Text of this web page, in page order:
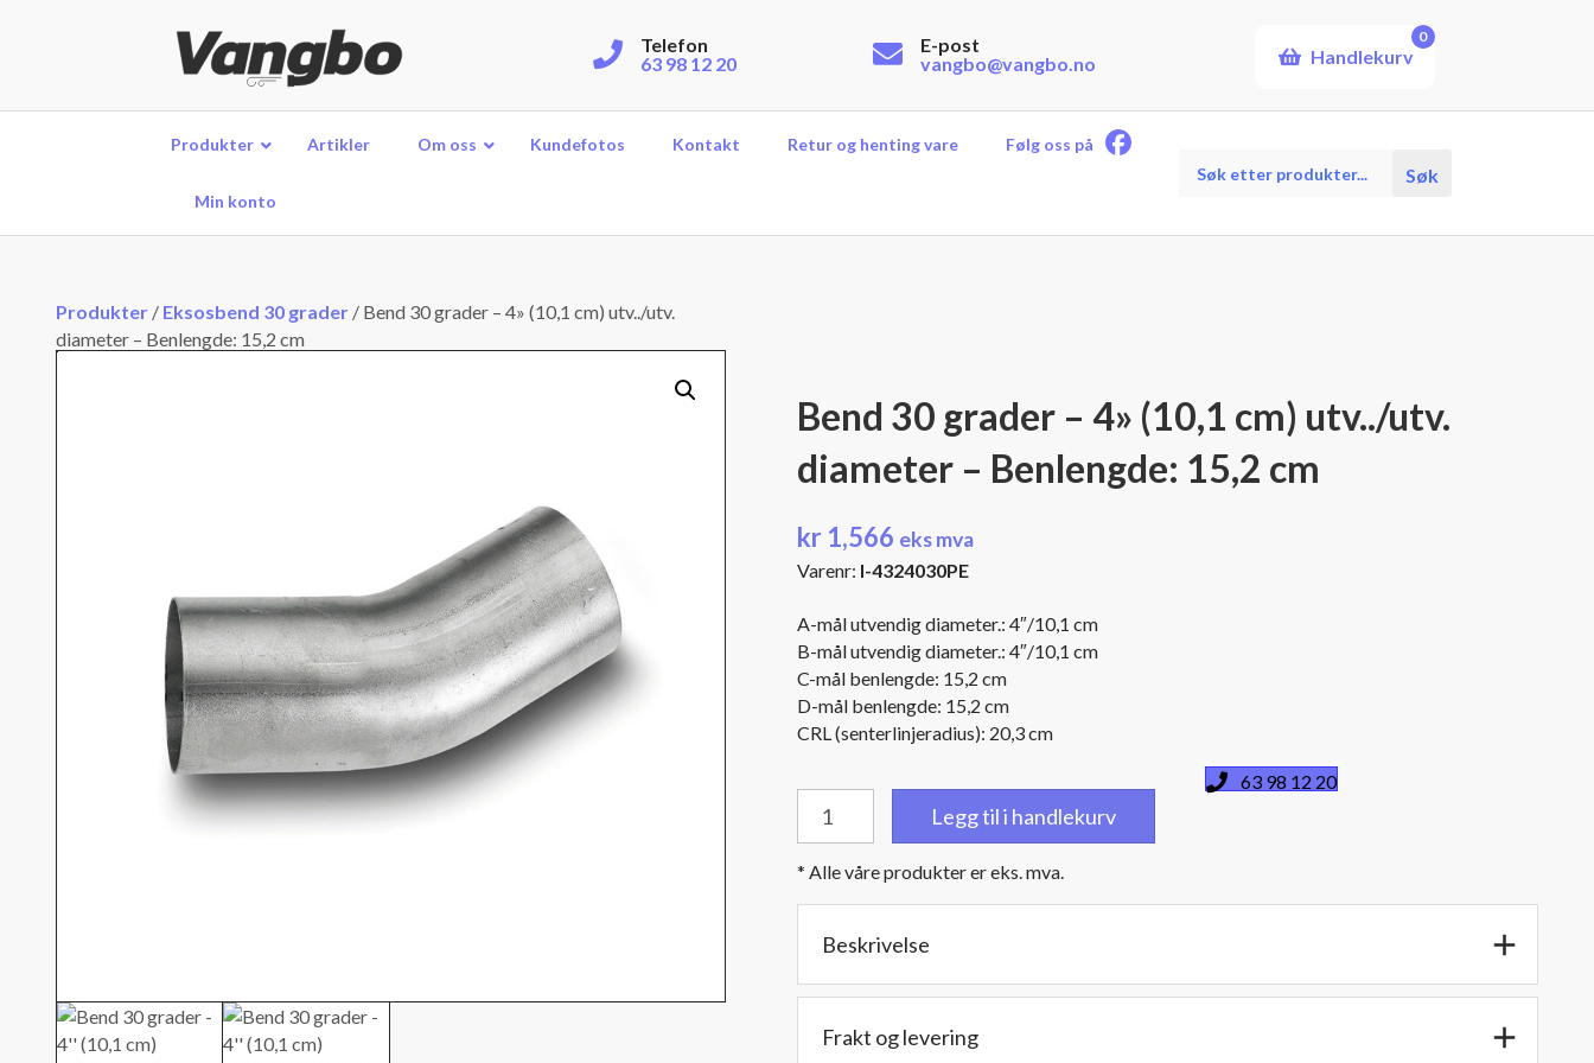
Telefon
63 98 12 20
E-post
vangbo@vangbo.no
Handlekurv
0
Produkter Artikler Om oss Kundefotos Kontakt Retur og henting vare Følg oss på
Min konto
search
Søk
Produkter / Eksosbend 30 grader / Bend 30 grader – 4» (10,1 cm) utv../utv.
diameter – Benlengde: 15,2 cm
Bend 30 grader – 4» (10,1 cm) utv../utv.
diameter – Benlengde: 15,2 cm
kr 1,566 eks mva
Varenr: I-4324030PE
A-mål utvendig diameter.: 4″/10,1 cm
B-mål utvendig diameter.: 4″/10,1 cm
C-mål benlengde: 15,2 cm
D-mål benlengde: 15,2 cm
CRL (senterlinjeradius): 20,3 cm
4''
(10,1
utv../utv.
Legg til i handlekurv
* Alle våre produkter er eks. mva.
63 98 12 20
Beskrivelse
Frakt og levering